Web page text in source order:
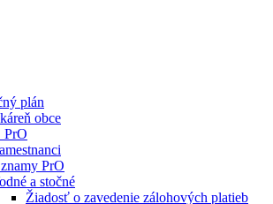
plán
obce
PrO
PrO
a stočné
Žiadosť o zavedenie zálohových platieb